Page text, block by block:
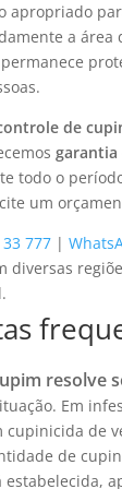
apropriado
a
de
garantia
todo o
um
777|
diversas
resolve
Em
cupinicida de
de
estabelecida,